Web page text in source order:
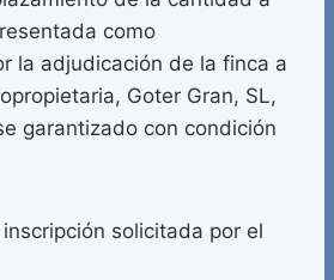
como
la adjudicación de la finca a
Goter Gran, SL,
garantizado con condición
solicitada por el